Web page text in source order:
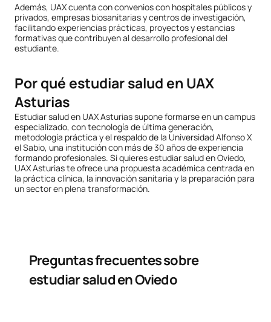
Preguntas frecuentes sobre
estudiar salud en Oviedo
Además, UAX cuenta con convenios con hospitales públicos y
privados, empresas biosanitarias y centros de investigación,
facilitando experiencias prácticas, proyectos y estancias
formativas que contribuyen al desarrollo profesional del
estudiante.
Por qué estudiar salud en UAX
Asturias
Estudiar salud en UAX Asturias supone formarse en un campus
especializado, con tecnología de última generación,
metodología práctica y el respaldo de la Universidad Alfonso X
el Sabio, una institución con más de 30 años de experiencia
formando profesionales. Si quieres estudiar salud en Oviedo,
UAX Asturias te ofrece una propuesta académica centrada en
la práctica clínica, la innovación sanitaria y la preparación para
un sector en plena transformación.